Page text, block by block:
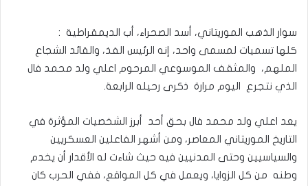
سوار الذهب الموريتاني، أسد الصحراء، أب الديمقراطية :
كلها تسميات لمسمى واحد، إنه الرئيس الفذ، والقائد الشجاع
الملهم، والمثقف الموسوعي المرحوم اعلي ولد محمد فال
الذي نتجرع اليوم مرارة ذكرى رحيله الرابعة.
يعد اعلي ولد محمد فال بحق أحد أبرز الشخصيات المؤثرة في
التاريخ الموريتاني المعاصر، ومن أشهر الفاعلين العسكريين
والسياسيين وحتى المدنيين فيه حيث شاءت له الأقدار أن يخدم
وطنه من كل الزوايا، ويعمل في كل المواقع، ففي الحرب كان